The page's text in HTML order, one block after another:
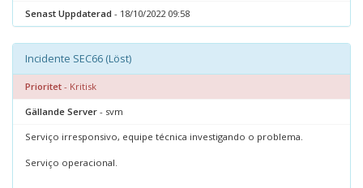
Senast Uppdaterad - 18/10/2022 09:58
Incidente SEC66 (Löst)
Prioritet - Kritisk
Gällande Server - svm
Serviço irresponsivo, equipe técnica investigando o problema.
Serviço operacional.